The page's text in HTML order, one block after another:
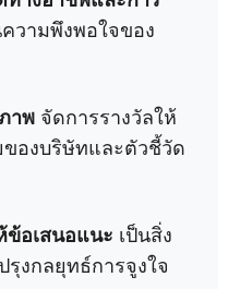
วามพึงพอใจของ
าพ จัดการรางวัลให้
องบริษัทและตัวชี้วัด
ข้อเสนอแนะ เป็นสิ่ง
งกลยุทธ์การจูงใจ